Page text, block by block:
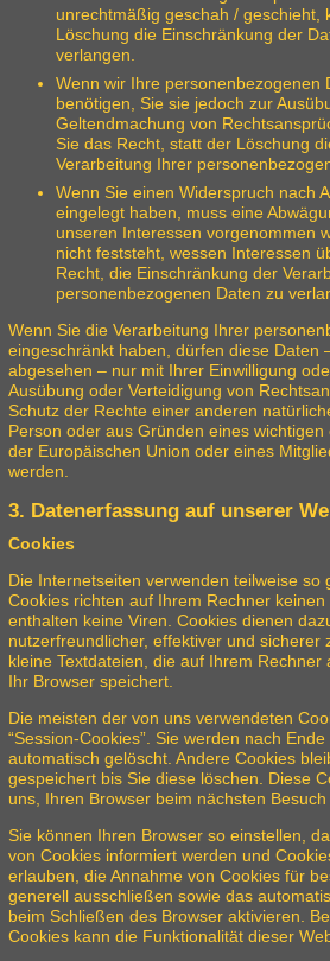
unrechtmäßig geschah / geschieht,
Löschung die Einschränkung der
verlangen.
Wenn wir Ihre personenbezogenen
benötigen, Sie sie jedoch zur
Geltendmachung von
Sie das Recht, statt der Löschung
Verarbeitung Ihrer
Wenn Sie einen Widerspruch nach
eingelegt haben, muss eine
unseren Interessen vorgenommen
nicht feststeht, wessen Interessen
Recht, die Einschränkung der
personenbezogenen Daten zu
Wenn Sie die Verarbeitung Ihrer
eingeschränkt haben, dürfen diese Daten
abgesehen – nur mit Ihrer Einwilligung
Ausübung oder Verteidigung von
Schutz der Rechte einer anderen
Person oder aus Gründen eines
der Europäischen Union oder eines
werden.
3. Datenerfassung auf unserer
Cookies
Die Internetseiten verwenden teilweise so
Cookies richten auf Ihrem Rechner
enthalten keine Viren. Cookies dienen
nutzerfreundlicher, effektiver und sicherer
kleine Textdateien, die auf Ihrem Rechner
Ihr Browser speichert.
Die meisten der von uns verwendeten
“Session-Cookies”. Sie werden nach
automatisch gelöscht. Andere Cookies
gespeichert bis Sie diese löschen. Diese
uns, Ihren Browser beim nächsten Besuch
Sie können Ihren Browser so einstellen,
von Cookies informiert werden und
erlauben, die Annahme von Cookies für
generell ausschließen sowie das
beim Schließen des Browser aktivieren.
Cookies kann die Funktionalität dieser